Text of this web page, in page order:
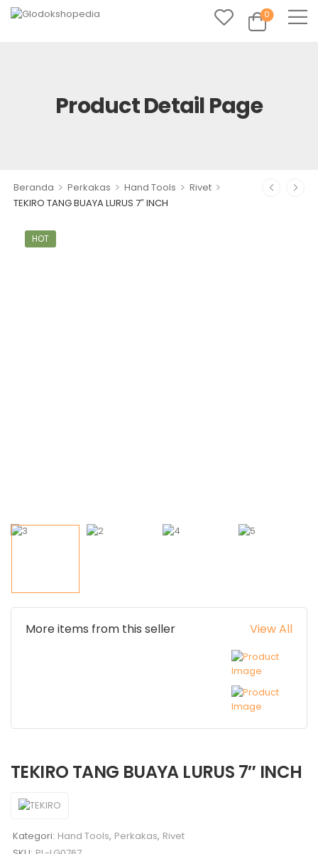
0
Product Detail Page
Beranda > Perkakas > Hand Tools > Rivet >
TEKIRO TANG BUAYA LURUS 7″ INCH
HOT
More items from this seller View All
TEKIRO TANG BUAYA LURUS 7″ INCH
Kategori: Hand Tools, Perkakas, Rivet